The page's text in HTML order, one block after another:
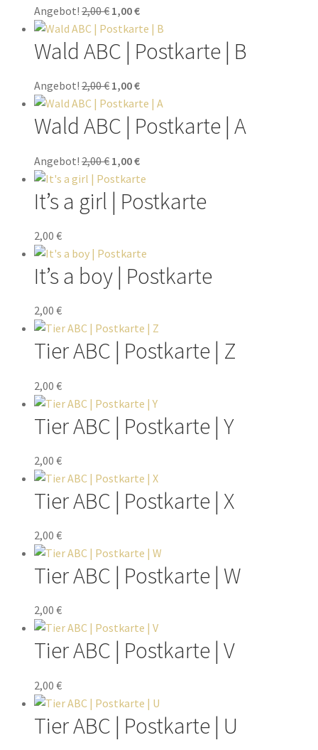
Angebot! 2,00€ 1,00€
Wald ABC | Postkarte | B
Angebot! 2,00€ 1,00€
Wald ABC | Postkarte | A
Angebot! 2,00€ 1,00€
It’s a girl | Postkarte
2,00 €
It’s a boy | Postkarte
2,00 €
Tier ABC | Postkarte | Z
2,00 €
Tier ABC | Postkarte | Y
2,00 €
Tier ABC | Postkarte | X
2,00 €
Tier ABC | Postkarte | W
2,00 €
Tier ABC | Postkarte | V
2,00 €
Tier ABC | Postkarte | U